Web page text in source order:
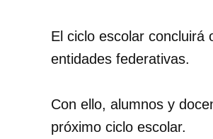
El ciclo escolar concluirá
entidades federativas.
Con ello, alumnos y
próximo ciclo escolar.